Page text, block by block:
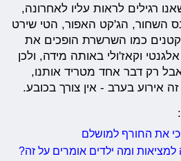
רגילים לראות עליו לאחרונה,
השחור, הג'קט האפור, הטי שירט
כמו השרשרת הופכים את
וקאז'ולי באותה מידה, ולכן
רק דבר אחד מטריד אותנו,
אירוע בערב - אין צורך בכובע.
:
ומה ילדים אומרים על זה?